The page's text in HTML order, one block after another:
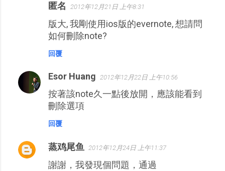
匿名 2012年12月21日 上午8:31
版大, 我剛使用ios版的evernote, 想請問
如何刪除note?
回覆
Esor Huang 2012年12月22日 上午10:56
按著該note久一點後放開，應該能看到
刪除選項
回覆
蒸鸡尾鱼 2012年12月24日 上午11:37
謝謝，我發現個問題，通過